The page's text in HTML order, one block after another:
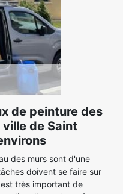
de peinture des
de Saint
des murs sont d'une
doivent se faire sur
très important de